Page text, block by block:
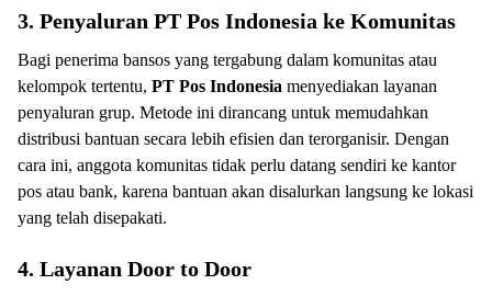
3. Penyaluran PT Pos Indonesia ke Komunitas
Bagi penerima bansos yang tergabung dalam komunitas atau
kelompok tertentu, PT Pos Indonesia menyediakan layanan
penyaluran grup. Metode ini dirancang untuk memudahkan
distribusi bantuan secara lebih efisien dan terorganisir. Dengan
cara ini, anggota komunitas tidak perlu datang sendiri ke kantor
pos atau bank, karena bantuan akan disalurkan langsung ke lokasi
yang telah disepakati.
4. Layanan Door to Door